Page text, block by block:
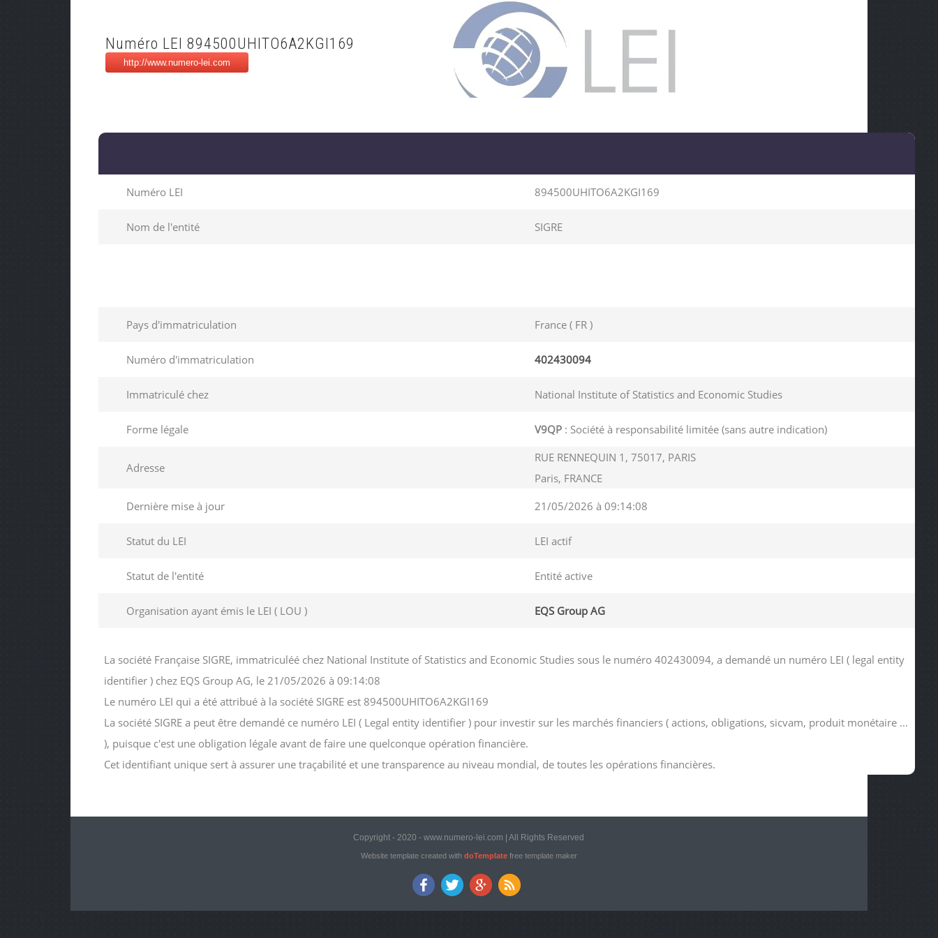
Numéro LEI 894500UHITO6A2KGI169
Numéro LEI 894500UHITO6A2KGI169
Nom de l'entité SIGRE
Pays d'immatriculation France ( FR )
Numéro d'immatriculation 402430094
Immatriculé chez National Institute of Statistics and Economic Studies
Forme légale V9QP: Société à responsabilité limitée (sans autre indication)
Adresse
RUE RENNEQUIN 1, 75017, PARIS
Paris, FRANCE
Dernière mise à jour
21/05/2026 à 09:14:08
Statut du LEI LEI actif
Statut de l'entité Entité active
Organisation ayant émis le LEI ( LOU ) EQS Group AG
La société Française SIGRE, immatriculéé chez National Institute of Statistics and Economic Studies sous le numéro 402430094, a demandé un numéro LEI ( legal entity
identifier ) chez EQS Group AG, le 21/05/2026 à 09:14:08
Le numéro LEI qui a été attribué à la société SIGRE est 894500UHITO6A2KGI169
La société SIGRE a peut être demandé ce numéro LEI ( Legal entity identifier ) pour investir sur les marchés financiers ( actions, obligations, sicvam, produit monétaire ...
), puisque c'est une obligation légale avant de faire une quelconque opération financière.
Cet identifiant unique sert à assurer une traçabilité et une transparence au niveau mondial, de toutes les opérations financières.
Copyright - 2020 - www.numero-lei.com | All Rights Reserved
Website template created with doTemplatefree template maker